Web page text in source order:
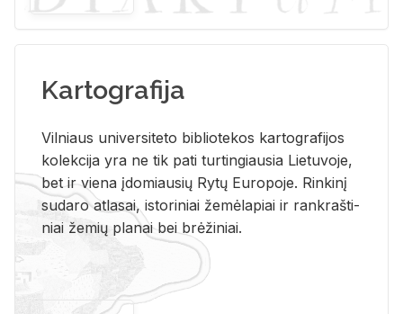
Kartografija
Vil­niaus uni­ver­si­te­to bi­b­lio­te­kos kar­to­gra­fi­jos
ko­lek­ci­ja yra ne tik pati tur­tin­giau­sia Lie­tu­vo­je,
bet ir vie­na įdo­miau­sių Rytų Eu­ro­po­je. Rin­ki­nį
su­da­ro at­la­sai, is­to­ri­niai že­mė­la­piai ir rank­raš­ti­
niai že­mių pla­nai bei brė­ži­niai.